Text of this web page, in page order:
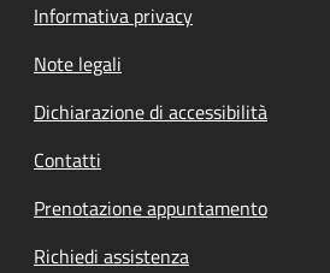
Informativa privacy
Note legali
Dichiarazione di accessibilità
Contatti
Prenotazione appuntamento
Richiedi assistenza